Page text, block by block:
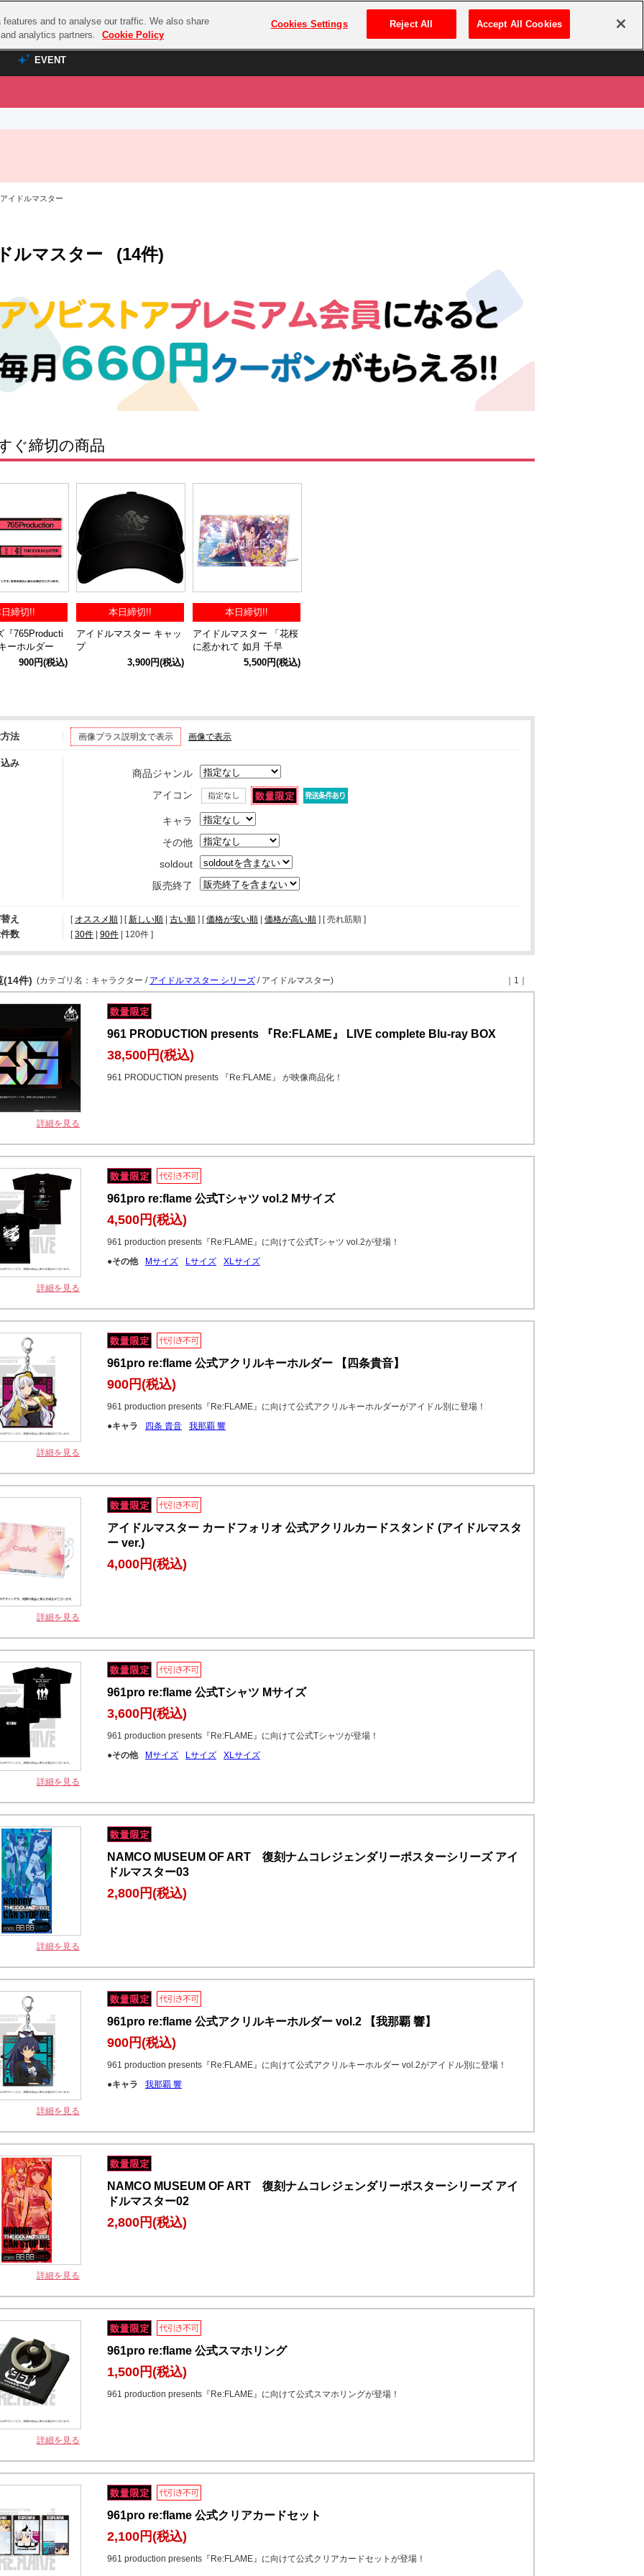
プレミアム会員とは ログイン・新規登録
EVENT
EVENT
ASOBI STAGE
マジック
ボール
ラブライブ！サンシャイン‼
アイドリッシュセブン
モフモフパレード
イドルマスター
ルマスター (14件)
ぐ締切の商品
締切!!
『765Producti
ーホルダー
900円(税込)
本日締切!!
アイドルマスター キャッ
プ
3,900円(税込)
本日締切!!
アイドルマスター 「花桜
に惹かれて 如月 千早
＋」アクリルパネル B
5,500円(税込)
法 画像プラス説明文で表示 画像で表示
み
商品ジャンル
アイコン
キャラ
その他
soldout
販売終了
え [ オススメ順 ] [新しい順 古い順 ] [価格が安い順 価格が高い順 ] [ 売れ筋順 ]
数 [ 30件 90件 120件 ]
(14件) ｜1｜
(カテゴリ名：キャラクター / アイドルマスター シリーズ / アイドルマスター)
詳細を見る
961 PRODUCTION presents 『Re:FLAME』 LIVE complete Blu-ray BOX
38,500円(税込)
961 PRODUCTION presents 『Re:FLAME』 が映像商品化！
詳細を見る
961pro re:flame 公式Tシャツ vol.2 Mサイズ
4,500円(税込)
961 production presents『Re:FLAME』に向けて公式Tシャツ vol.2が登場！
●その他
Mサイズ Lサイズ XLサイズ
詳細を見る
961pro re:flame 公式アクリルキーホルダー 【四条貴音】
900円(税込)
961 production presents『Re:FLAME』に向けて公式アクリルキーホルダーがアイドル別に登場！
●キャラ
四条 貴音 我那覇 響
詳細を見る
アイドルマスター カードフォリオ 公式アクリルカードスタンド (アイドルマスタ
ー ver.)
4,000円(税込)
詳細を見る
961pro re:flame 公式Tシャツ Mサイズ
3,600円(税込)
961 production presents『Re:FLAME』に向けて公式Tシャツが登場！
●その他
Mサイズ Lサイズ XLサイズ
詳細を見る
NAMCO MUSEUM OF ART 復刻ナムコレジェンダリーポスターシリーズ アイ
ドルマスター03
2,800円(税込)
詳細を見る
961pro re:flame 公式アクリルキーホルダー vol.2 【我那覇 響】
900円(税込)
961 production presents『Re:FLAME』に向けて公式アクリルキーホルダー vol.2がアイドル別に登場！
●キャラ
我那覇 響
詳細を見る
NAMCO MUSEUM OF ART 復刻ナムコレジェンダリーポスターシリーズ アイ
ドルマスター02
2,800円(税込)
詳細を見る
961pro re:flame 公式スマホリング
1,500円(税込)
961 production presents『Re:FLAME』に向けて公式スマホリングが登場！
961pro re:flame 公式クリアカードセット
2,100円(税込)
961 production presents『Re:FLAME』に向けて公式クリアカードセットが登場！
and to analyse our traffic. We also share
analytics partners.
Cookie Policy
Cookies Settings Reject All Accept All Cookies